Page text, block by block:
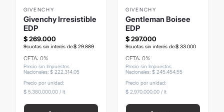
GIVENCHY
Givenchy Irresistible
EDP
$ 269.000
9cuotas sin interés de:$ 29.889
CFTA: 0%
Precio sin Impuestos
Nacionales: $ 222 314,05
Precio por unidad:
$ 5.380.000,00/ lt
GIVENCHY
Gentleman Boisee
EDP
$297.000
9cuotas sin interés de:$ 33000
CFTA: 0%
Precio sin Impuestos
Nacionales: $ 24545455
Precio por unidad:
$ 2.970.000,00 / lt